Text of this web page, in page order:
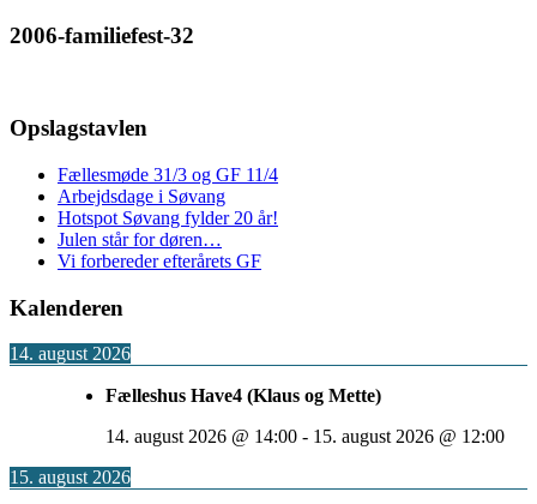
2006-familiefest-32
Opslagstavlen
Fællesmøde 31/3 og GF 11/4
Arbejdsdage i Søvang
Hotspot Søvang fylder 20 år!
Julen står for døren…
Vi forbereder efterårets GF
Kalenderen
14. august 2026
Fælleshus Have4 (Klaus og Mette)
14. august 2026 @ 14:00 - 15. august 2026 @ 12:00
15. august 2026